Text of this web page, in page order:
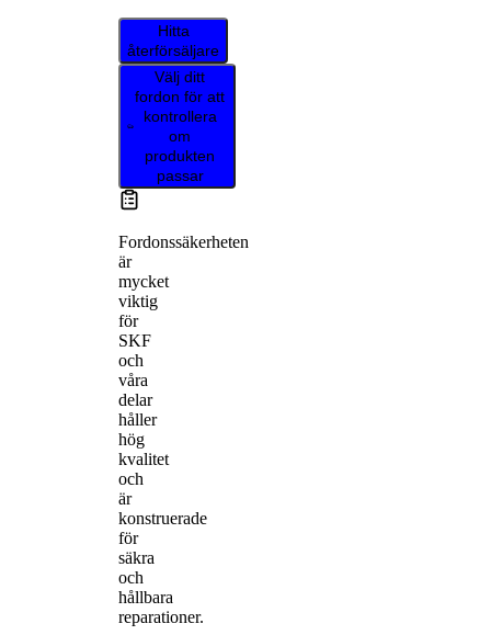
Hitta
återförsäljare
Välj ditt
fordon för att
kontrollera
om
produkten
passar
Fordonssäkerheten
är
mycket
viktig
för
SKF
och
våra
delar
håller
hög
kvalitet
och
är
konstruerade
för
säkra
och
hållbara
reparationer.